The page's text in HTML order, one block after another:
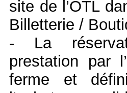
site de l’OTL
Billetterie /
- La
prestation par
ferme et